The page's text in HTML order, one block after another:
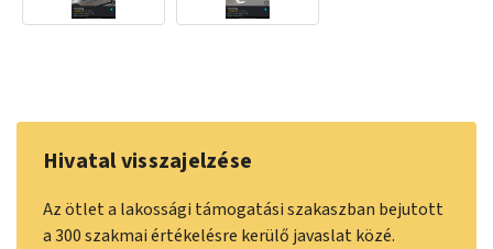
Hivatal visszajelzése
Az ötlet a lakossági támogatási szakaszban bejutott
a 300 szakmai értékelésre kerülő javaslat közé.